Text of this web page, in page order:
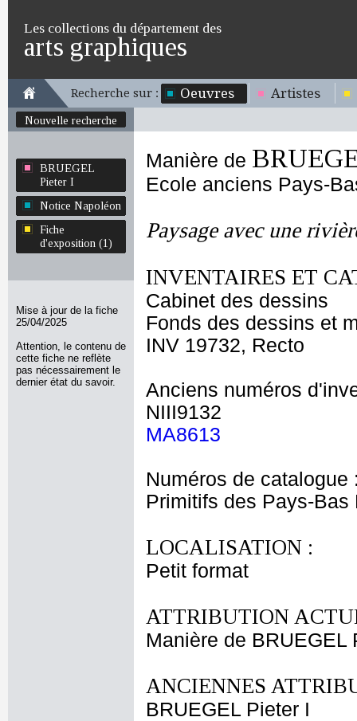
Les collections du département des
arts graphiques
Recherche sur : Oeuvres Artistes
Nouvelle recherche
BRUEGEL
Pieter I
Notice Napoléon
Fiche
d'exposition (1)
Mise à jour de la fiche
25/04/2025
Attention, le contenu de
cette fiche ne reflète
pas nécessairement le
dernier état du savoir.
Manière de
Ecole anciens Pays-
Paysage avec une
INVENTAIRES ET
Cabinet des dessins
Fonds des dessins et
INV 19732, Recto
Anciens numéros
NIII9132
MA8613
Numéros de catalogue
Primitifs des Pays-Bas
LOCALISATION :
Petit format
ATTRIBUTION
Manière de BRUEGEL
ANCIENNES
BRUEGEL Pieter I